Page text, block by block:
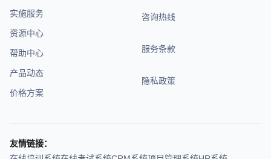
实施服务
资源中心
帮助中心
产品动态
价格方案
咨询热线
服务条款
隐私政策
友情链接：